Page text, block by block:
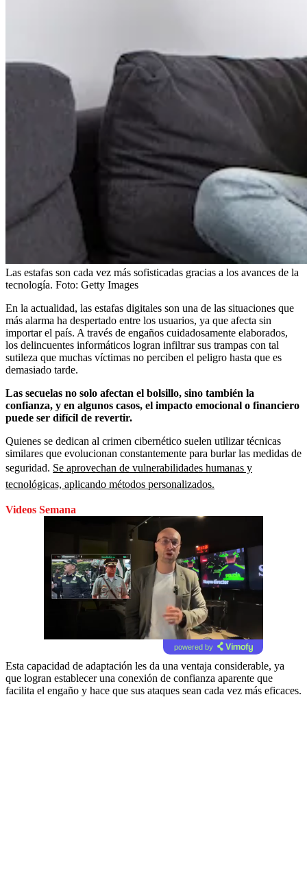
Las estafas son cada vez más sofisticadas gracias a los avances de la
tecnología. Foto: Getty Images
En la actualidad, las estafas digitales son una de las situaciones que
más alarma ha despertado entre los usuarios, ya que afecta sin
importar el país. A través de engaños cuidadosamente elaborados,
los delincuentes informáticos logran infiltrar sus trampas con tal
sutileza que muchas víctimas no perciben el peligro hasta que es
demasiado tarde.
Las secuelas no solo afectan el bolsillo, sino también la
confianza, y en algunos casos, el impacto emocional o financiero
puede ser difícil de revertir.
Quienes se dedican al crimen cibernético suelen utilizar técnicas
similares que evolucionan constantemente para burlar las medidas de
seguridad. Se aprovechan de vulnerabilidades humanas y
tecnológicas, aplicando métodos personalizados.
Videos Semana
powered by
Esta capacidad de adaptación les da una ventaja considerable, ya
que logran establecer una conexión de confianza aparente que
facilita el engaño y hace que sus ataques sean cada vez más eficaces.